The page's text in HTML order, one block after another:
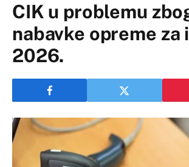
CIK u problemu
nabavke opreme za
2026.